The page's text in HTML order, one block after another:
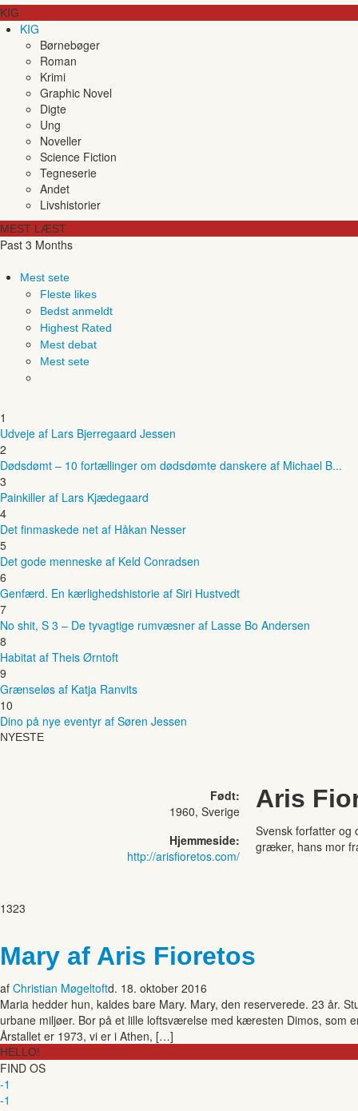
KIG
KIG
Børnebøger
Roman
Krimi
Graphic Novel
Digte
Ung
Noveller
Science Fiction
Tegneserie
Andet
Livshistorier
MEST LÆST
Past 3 Months
Mest sete
Fleste likes
Bedst anmeldt
Highest Rated
Mest debat
Mest sete
1
Udveje af Lars Bjerregaard Jessen
2
Dødsdømt – 10 fortællinger om dødsdømte danskere af Michael B...
3
Painkiller af Lars Kjædegaard
4
Det finmaskede net af Håkan Nesser
5
Det gode menneske af Keld Conradsen
6
Genfærd. En kærlighedshistorie af Siri Hustvedt
7
No shit, S 3 – De tyvagtige rumvæsner af Lasse Bo Andersen
8
Habitat af Theis Ørntoft
9
Grænseløs af Katja Ranvits
10
Dino på nye eventyr af Søren Jessen
NYESTE
Født:
1960, Sverige
Hjemmeside:
http://arisfioretos.com/
Aris
Svensk forfatter og
græker, hans mor
1323
Mary af Aris Fioretos
af Christian Møgeltoftd. 18. oktober 2016
Maria hedder hun, kaldes bare Mary. Mary, den reserverede. 23 år.
urbane miljøer. Bor på et lille loftsværelse med kæresten Dimos, som
Årstallet er 1973, vi er i Athen, […]
HELLO!
FIND OS
-1
-1